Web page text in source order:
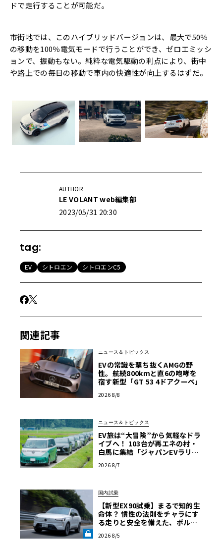
ドで走行することが可能だ。
市街地では、このハイブリッドバージョンは、最大で50％
の移動を100％電気モードで行うことができ、ゼロエミッシ
ョンで、振動もない。純粋な電気駆動の利点により、街中
や路上での毎日の移動で車内の快適性が向上するはずだ。
AUTHOR
LE VOLANT web編集部
2023/05/31 20:30
tag:
EV シトロエン シトロエンC5
関連記事
ニュース＆トピックス
EVの常識を撃ち抜くAMGの野
性。航続800kmと直6の咆哮を
宿す新型「GT 53 4ドアクーペ」
2026 8/8
ニュース＆トピックス
EV旅は“大冒険”から気軽なドラ
イブへ！ 103台が再エネの村・
白馬に集結「ジャパンEVラリー
2026 8/7
国内試乗
【新型EX90試乗】まるで知的生
命体？ 慣性の法則をチャラにす
る走りと安全を備えた、ボルボ
AB》
2026 8/5